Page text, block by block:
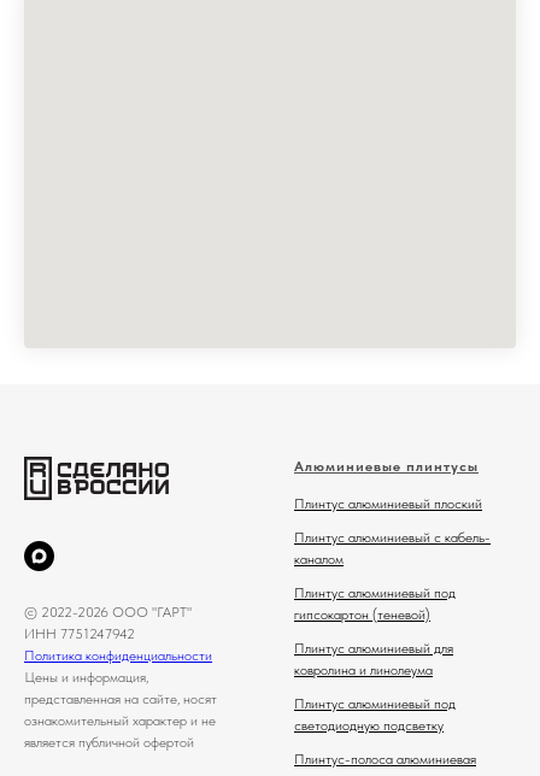
© 2022-2026 ООО "ГАРТ"
ИНН 7751247942
Политика конфиденциальности
Цены и информация,
представленная на сайте, носят
ознакомительный характер и не
является публичной офертой
Алюминиевые плинтусы
Плинтус алюминиевый плоский
Плинтус алюминиевый с кабель-
каналом
Плинтус алюминиевый под
гипсокартон (теневой)
Плинтус алюминиевый для
ковролина и линолеума
Плинтус алюминиевый под
светодиодную подсветку
Плинтус-полоса алюминиевая